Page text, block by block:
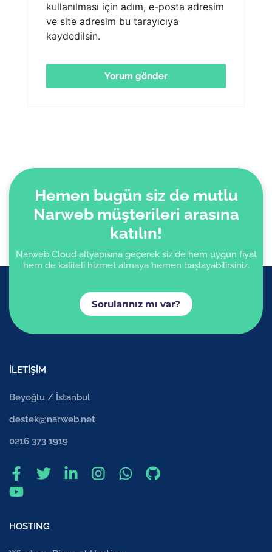
kullanılması için adım, e-posta adresim
ve site adresim bu tarayıcıya
kaydedilsin.
Hemen bugün siz de mutlu
Narweb müşterileri arasına
katılın!
Narweb Cloud altyapısına geçerek siz de hem uygun fiyat
hem de kaliteli hizmet almaya hemen başlayabilirsiniz.
Sorularınız mı var?
İLETİŞİM
Beyoğlu / İstanbul
destek@narweb.net
0216 373 1919
HOSTING